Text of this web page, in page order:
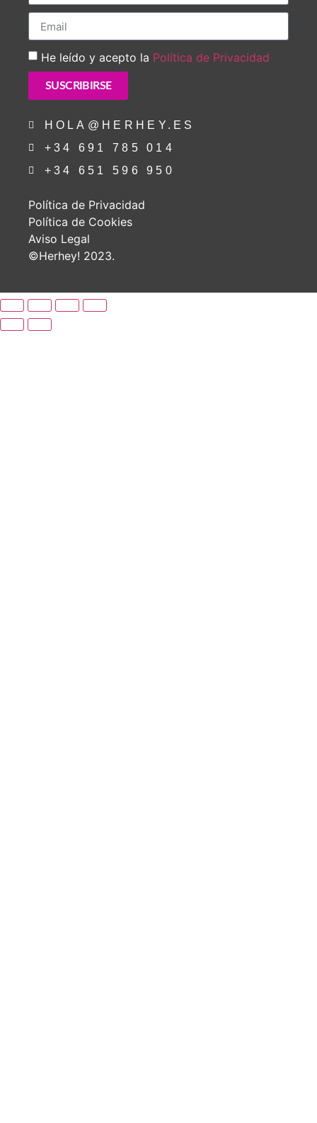
He leído y acepto la Política de Privacidad
SUSCRIBIRSE
HOLA@HERHEY.ES
+34 691 785 014
+34 651 596 950
Política de Privacidad
Política de Cookies
Aviso Legal
©Herhey! 2023.